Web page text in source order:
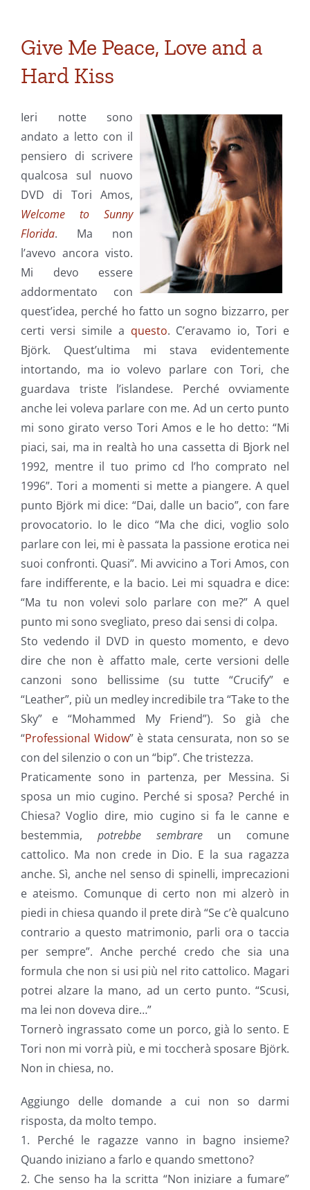
Give Me Peace, Love and a
Hard Kiss
Ieri notte sono
andato a letto con il
pensiero di scrivere
qualcosa sul nuovo
DVD di Tori Amos,
Welcome to Sunny
Florida. Ma non
l’avevo ancora visto.
Mi devo essere
addormentato con
quest’idea, perché ho fatto un sogno bizzarro, per
certi versi simile a questo. C’eravamo io, Tori e
Björk. Quest’ultima mi stava evidentemente
intortando, ma io volevo parlare con Tori, che
guardava triste l’islandese. Perché ovviamente
anche lei voleva parlare con me. Ad un certo punto
mi sono girato verso Tori Amos e le ho detto: “Mi
piaci, sai, ma in realtà ho una cassetta di Bjork nel
1992, mentre il tuo primo cd l’ho comprato nel
1996”. Tori a momenti si mette a piangere. A quel
punto Björk mi dice: “Dai, dalle un bacio”, con fare
provocatorio. Io le dico “Ma che dici, voglio solo
parlare con lei, mi è passata la passione erotica nei
suoi confronti. Quasi”. Mi avvicino a Tori Amos, con
fare indifferente, e la bacio. Lei mi squadra e dice:
“Ma tu non volevi solo parlare con me?” A quel
punto mi sono svegliato, preso dai sensi di colpa.
Sto vedendo il DVD in questo momento, e devo
dire che non è affatto male, certe versioni delle
canzoni sono bellissime (su tutte “Crucify” e
“Leather”, più un medley incredibile tra “Take to the
Sky” e “Mohammed My Friend”). So già che
“Professional Widow” è stata censurata, non so se
con del silenzio o con un “bip”. Che tristezza.
Praticamente sono in partenza, per Messina. Si
sposa un mio cugino. Perché si sposa? Perché in
Chiesa? Voglio dire, mio cugino si fa le canne e
bestemmia, potrebbe sembrareun comune
cattolico. Ma non crede in Dio. E la sua ragazza
anche. Sì, anche nel senso di spinelli, imprecazioni
e ateismo. Comunque di certo non mi alzerò in
piedi in chiesa quando il prete dirà “Se c’è qualcuno
contrario a questo matrimonio, parli ora o taccia
per sempre”. Anche perché credo che sia una
formula che non si usi più nel rito cattolico. Magari
potrei alzare la mano, ad un certo punto. “Scusi,
ma lei non doveva dire…”
Tornerò ingrassato come un porco, già lo sento. E
Tori non mi vorrà più, e mi toccherà sposare Björk.
Non in chiesa, no.
Aggiungo delle domande a cui non so darmi
risposta, da molto tempo.
1. Perché le ragazze vanno in bagno insieme?
Quando iniziano a farlo e quando smettono?
2. Che senso ha la scritta “Non iniziare a fumare”